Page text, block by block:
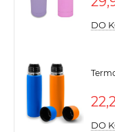
DO
DO